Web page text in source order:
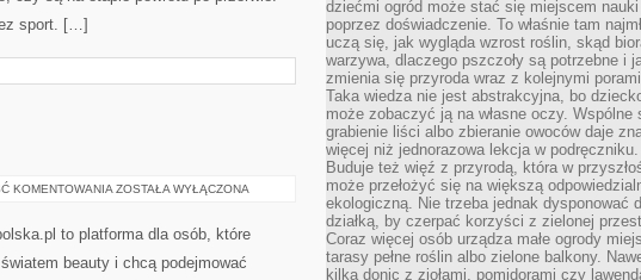
sport. […]
KOMENTOWANIA BEIERSDORF
ZOSTAŁA WYŁĄCZONA
to platforma dla osób, które
beauty i chcą podejmować
dziećmi ogród może stać się miejscem nauki
poprzez doświadczenie. To właśnie tam
uczą się, jak wygląda wzrost roślin, skąd
warzywa, dlaczego pszczoły są potrzebne i
zmienia się przyroda wraz z kolejnymi
Taka wiedza nie jest abstrakcyjna, bo
może zobaczyć ją na własne oczy. Wspólne
grabienie liści albo zbieranie owoców daje
więcej niż jednorazowa lekcja w podręczniku.
Buduje też więź z przyrodą, która w
może przełożyć się na większą
ekologiczną. Nie trzeba jednak dysponować
działką, by czerpać korzyści z zielonej
Coraz więcej osób urządza małe ogrody
tarasy pełne roślin albo zielone balkony.
kilka donic z ziołami, pomidorami czy